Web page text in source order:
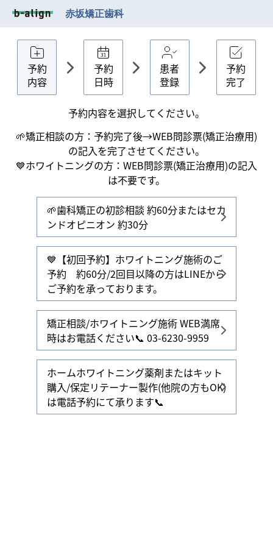
赤坂矯正歯科
予約
内容
予約
日時
患者
登録
予約
完了
予約内容を選択してください。
🌱矯正相談の方：予約完了後→WEB問診票(矯正治療用)
の記入を完了させてください。
💙ホワイトニングの方：WEB問診票(矯正治療用)の記入
は不要です。
🌱歯科矯正の初診相談 約60分またはセカ
ンドオピニオン 約30分
💙【初回予約】ホワイトニング施術のご
予約 約60分/2回目以降の方はLINEから
ご予約を承っております。
矯正相談/ホワイトニング施術 WEB満席
時はお電話ください📞 03-6230-9959
ホームホワイトニング薬剤またはキット
購入/保定リテーナー製作(他院の方もOK)
は電話予約にて承ります📞